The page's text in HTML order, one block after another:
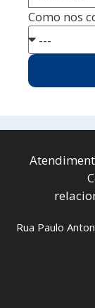
Como nos
Rua Paulo